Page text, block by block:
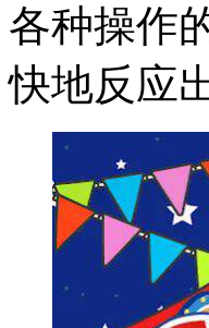
各种操作
快地反应